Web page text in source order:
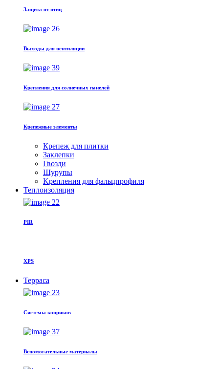
Защита от птиц
Выходы для вентиляции
Крепления для солнечных панелей
Крепежные элементы
Крепеж для плитки
Заклепки
Гвозди
Шурупы
Kрепления для фальцпрофиля
Теплоизоляция
PIR
XPS
Терраса
Системы ковриков
Вспомогательные материалы